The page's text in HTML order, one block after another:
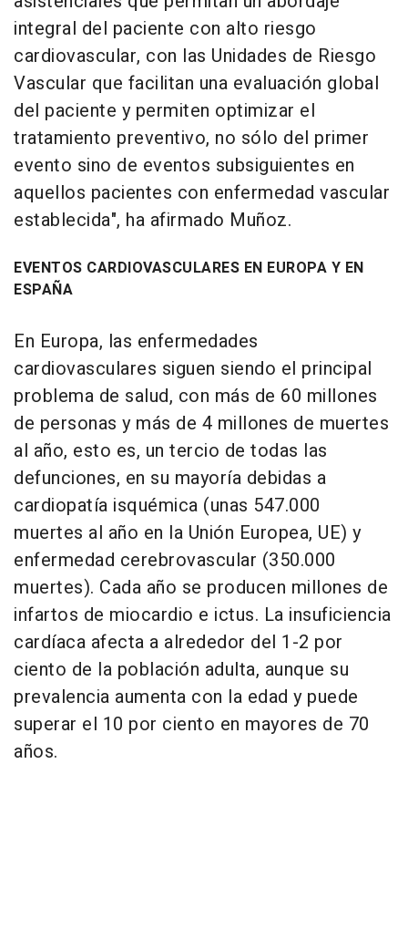
integral del paciente con alto riesgo
cardiovascular, con las Unidades de Riesgo
Vascular que facilitan una evaluación global
del paciente y permiten optimizar el
tratamiento preventivo, no sólo del primer
evento sino de eventos subsiguientes en
aquellos pacientes con enfermedad vascular
establecida", ha afirmado Muñoz.
EVENTOS CARDIOVASCULARES EN EUROPA Y EN
ESPAÑA
En Europa, las enfermedades
cardiovasculares siguen siendo el principal
problema de salud, con más de 60 millones
de personas y más de 4 millones de muertes
al año, esto es, un tercio de todas las
defunciones, en su mayoría debidas a
cardiopatía isquémica (unas 547.000
muertes al año en la Unión Europea, UE) y
enfermedad cerebrovascular (350.000
muertes). Cada año se producen millones de
infartos de miocardio e ictus. La insuficiencia
cardíaca afecta a alrededor del 1-2 por
ciento de la población adulta, aunque su
prevalencia aumenta con la edad y puede
superar el 10 por ciento en mayores de 70
años.